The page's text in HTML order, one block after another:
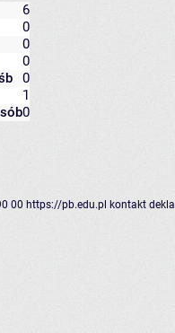
6
0
0
0
0
1
0
00 https://pb.edu.pl kontakt